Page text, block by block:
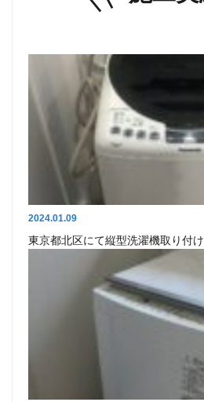
2024.01.09
東京都北区にて縦型洗濯機取り付け